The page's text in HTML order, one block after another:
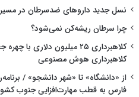
نسل جدید داروهای ضدسرطان در مسیر
چرا سرطان ریشه‌کن نمی‌شود؟
کلاهبرداری ۲۵ میلیون دلاری با
کلاهبرداری هوش مصنوعی
از «دانشگاه» تا «شهر دانشجو» /
فارس به قطب مهارت‌افزایی جنوب